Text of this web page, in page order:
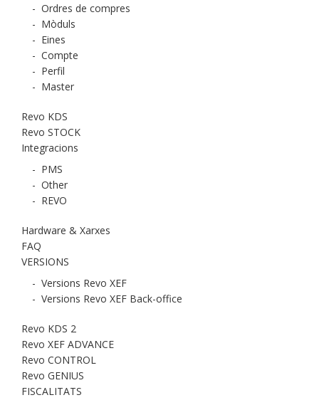
- Ordres de compres
- Mòduls
- Eines
- Compte
- Perfil
- Master
Revo KDS
Revo STOCK
Integracions
- PMS
- Other
- REVO
Hardware & Xarxes
FAQ
VERSIONS
- Versions Revo XEF
- Versions Revo XEF Back-office
Revo KDS 2
Revo XEF ADVANCE
Revo CONTROL
Revo GENIUS
FISCALITATS